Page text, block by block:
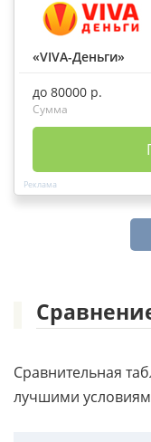
«VIVA-Деньги»
до 80000 р.
Сумма
Сравнительная
лучшими